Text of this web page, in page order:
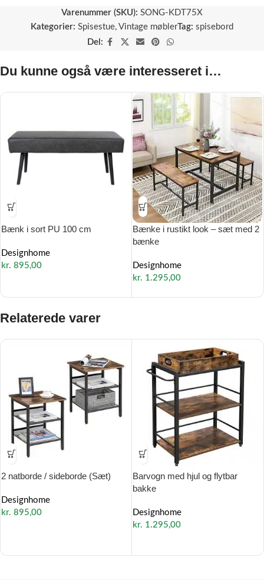
Varenummer (SKU): SONG-KDT75X
Kategorier: Spisestue, Vintage møblerTag: spisebord
Del:
Du kunne også være interesseret i…
Bænk i sort PU 100 cm
Designhome
kr. 895,00
Bænke i rustikt look – sæt med 2
bænke
Designhome
kr. 1.295,00
Relaterede varer
2 natborde / sideborde (Sæt)
Designhome
kr. 895,00
Barvogn med hjul og flytbar
bakke
Designhome
kr. 1.295,00